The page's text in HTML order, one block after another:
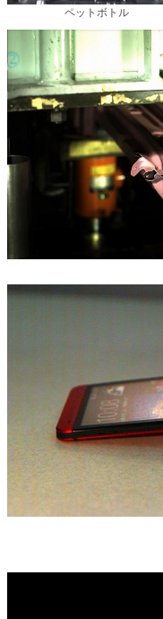
ペットボトル